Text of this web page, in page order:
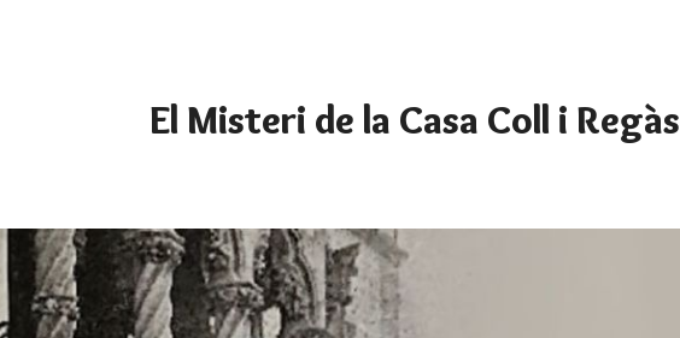
El Misteri de la Casa Coll i Regàs